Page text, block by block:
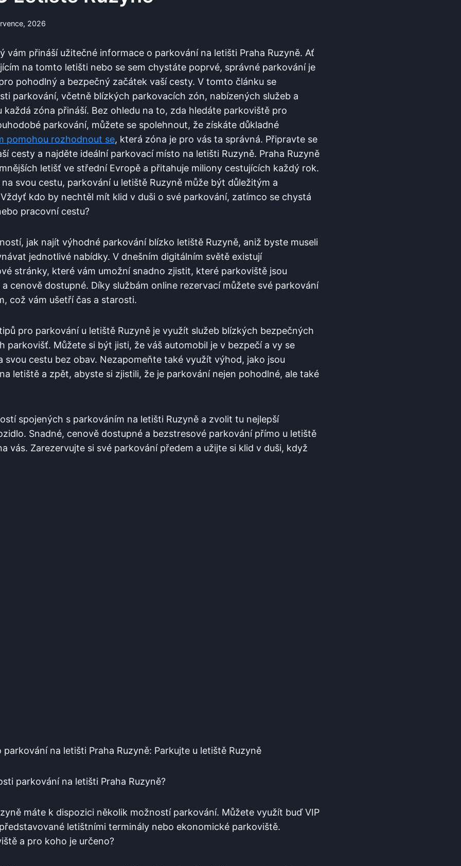
2026
vám ‌přináší užitečné informace o parkování ⁤na⁣ letišti Praha Ruzyně.‌ Ať
na tomto letišti nebo‍ se sem chystáte poprvé, správné parkování je
pohodlný a bezpečný začátek vaší cesty. V tomto článku se
parkování, ⁢včetně blízkých parkovacích​ zón, nabízených služeb a
každá zóna přináší. Bez ohledu na to, zda hledáte parkoviště ‌pro
parkování,⁤ můžete se spolehnout, že získáte​ důkladné
pomohou rozhodnout se, která zóna je pro vás ta správná. Připravte se
cesty a najděte ideální parkovací místo na letišti Ruzyně.⁤ Praha Ruzyně
letišť ve⁣ střední Evropě a přitahuje miliony cestujících každý rok.
svou cestu, parkování u letiště Ruzyně může být důležitým⁢ a
kdo by nechtěl mít klid ⁤v ⁢duši o své parkování, zatímco se chystá‍
pracovní cestu?
jak najít výhodné parkování blízko letiště Ruzyně, aniž byste museli
jednotlivé‍ nabídky. V dnešním​ digitálním světě existují
stránky, které ⁣vám umožní snadno zjistit, které parkoviště jsou
cenově dostupné. Díky službám online rezervací můžete své parkování
což ⁣vám⁤ ušetří čas a starosti.
pro parkování u letiště Ruzyně je využít služeb blízkých bezpečných
parkovišť. Můžete si být jisti, že váš⁢ automobil je v bezpečí a‌ vy se
‍svou cestu bez obav. Nezapomeňte také​ využít výhod, jako jsou
⁢letiště a zpět, ⁣abyste si zjistili, že je parkování nejen pohodlné,​ ale také
spojených s parkováním​ na letišti Ruzyně a zvolit tu nejlepší
Snadné, cenově dostupné a bezstresové parkování‌ přímo u​ letiště
vás. Zarezervujte si své parkování předem‍ a užijte si klid v duši, když
na ⁣letišti Praha‍ Ruzyně: Parkujte u letiště Ruzyně
parkování na letišti Praha Ruzyně?
máte k dispozici několik možností parkování. Můžete využít buď⁤ VIP
letištními terminály⁢ nebo ekonomické⁤ parkoviště.
a ‌pro koho je určeno?